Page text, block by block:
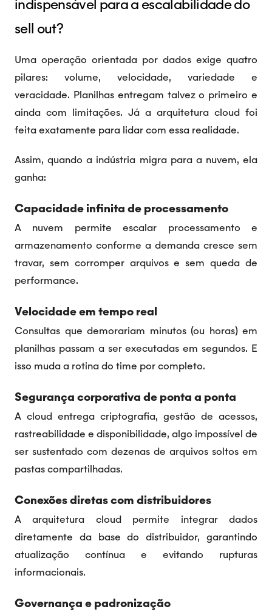
indispensável para a escalabilidade do
sell out?
Uma operação orientada por dados exige quatro
pilares: volume, velocidade, variedade e
veracidade. Planilhas entregam talvez o primeiro e
ainda com limitações. Já a arquitetura cloud foi
feita exatamente para lidar com essa realidade.
Assim, quando a indústria migra para a nuvem, ela
ganha:
Capacidade infinita de processamento
A nuvem permite escalar processamento e
armazenamento conforme a demanda cresce sem
travar, sem corromper arquivos e sem queda de
performance.
Velocidade em tempo real
Consultas que demorariam minutos (ou horas) em
planilhas passam a ser executadas em segundos. E
isso muda a rotina do time por completo.
Segurança corporativa de ponta a ponta
A cloud entrega criptografia, gestão de acessos,
rastreabilidade e disponibilidade, algo impossível de
ser sustentado com dezenas de arquivos soltos em
pastas compartilhadas.
Conexões diretas com distribuidores
A arquitetura cloud permite integrar dados
diretamente da base do distribuidor, garantindo
atualização contínua e evitando rupturas
informacionais.
Governança e padronização